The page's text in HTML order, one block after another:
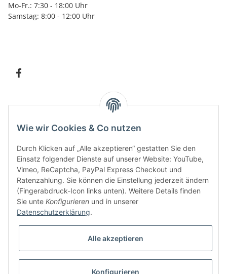
Mo-Fr.: 7:30 - 18:00 Uhr
Samstag: 8:00 - 12:00 Uhr
Bitte senden Sie mir entsprechend IhrerDatenschutzerklärungregelmäßig und
jederzeit widerruflich Informationen zu Ihrem Produktsortiment per E-Mail zu.
Wie wir Cookies & Co nutzen
Durch Klicken auf „Alle akzeptieren“ gestatten Sie den
Einsatz folgender Dienste auf unserer Website: YouTube,
Vimeo, ReCaptcha, PayPal Express Checkout und
Ratenzahlung. Sie können die Einstellung jederzeit ändern
(Fingerabdruck-Icon links unten). Weitere Details finden
Sie unte Konfigurieren und in unserer
Datenschutzerklärung.
Alle akzeptieren
Konfigurieren